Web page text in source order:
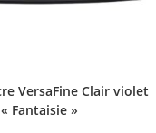
VersaFine Clair violet
« Fantaisie »